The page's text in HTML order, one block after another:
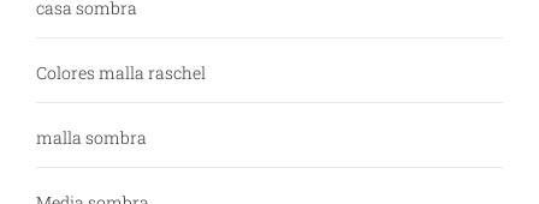
casa sombra
Colores malla raschel
malla sombra